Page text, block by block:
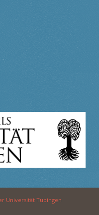
Universität Tübingen